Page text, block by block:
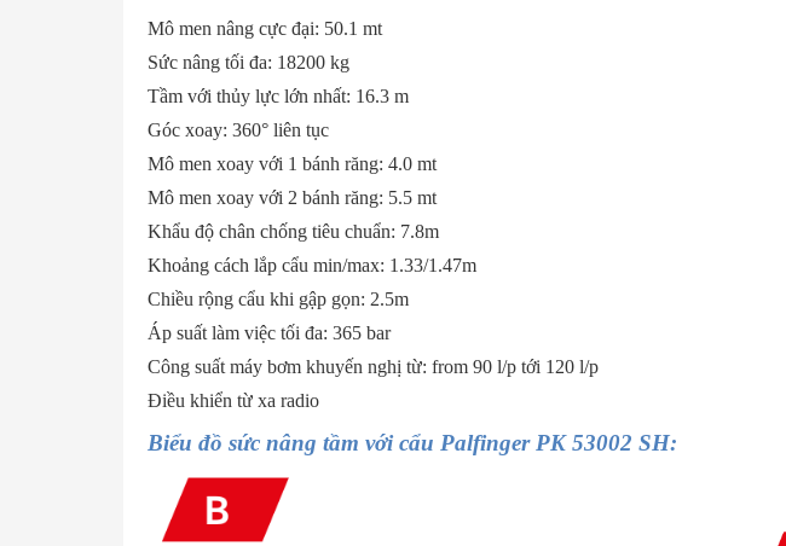
Mô men nâng cực đại: 50.1 mt
Sức nâng tối đa: 18200 kg
Tầm với thủy lực lớn nhất: 16.3 m
Góc xoay: 360° liên tục
Mô men xoay với 1 bánh răng: 4.0 mt
Mô men xoay với 2 bánh răng: 5.5 mt
Khẩu độ chân chống tiêu chuẩn: 7.8m
Khoảng cách lắp cẩu min/max: 1.33/1.47m
Chiều rộng cẩu khi gập gọn: 2.5m
Áp suất làm việc tối đa: 365 bar
Công suất máy bơm khuyến nghị từ: from 90 l/p tới 120 l/p
Điều khiển từ xa radio
Biểu đồ sức nâng tầm với cẩu Palfinger PK 53002 SH: